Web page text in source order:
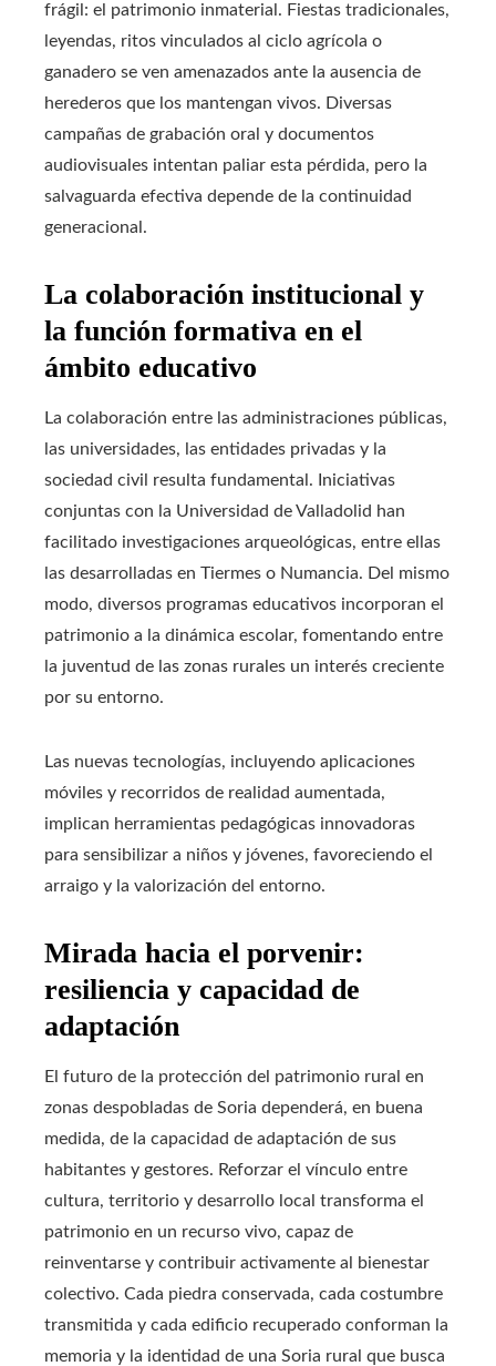
frágil: el patrimonio inmaterial. Fiestas tradicionales,
leyendas, ritos vinculados al ciclo agrícola o
ganadero se ven amenazados ante la ausencia de
herederos que los mantengan vivos. Diversas
campañas de grabación oral y documentos
audiovisuales intentan paliar esta pérdida, pero la
salvaguarda efectiva depende de la continuidad
generacional.
La colaboración institucional y
la función formativa en el
ámbito educativo
La colaboración entre las administraciones públicas,
las universidades, las entidades privadas y la
sociedad civil resulta fundamental. Iniciativas
conjuntas con la Universidad de Valladolid han
facilitado investigaciones arqueológicas, entre ellas
las desarrolladas en Tiermes o Numancia. Del mismo
modo, diversos programas educativos incorporan el
patrimonio a la dinámica escolar, fomentando entre
la juventud de las zonas rurales un interés creciente
por su entorno.
Las nuevas tecnologías, incluyendo aplicaciones
móviles y recorridos de realidad aumentada,
implican herramientas pedagógicas innovadoras
para sensibilizar a niños y jóvenes, favoreciendo el
arraigo y la valorización del entorno.
Mirada hacia el porvenir:
resiliencia y capacidad de
adaptación
El futuro de la protección del patrimonio rural en
zonas despobladas de Soria dependerá, en buena
medida, de la capacidad de adaptación de sus
habitantes y gestores. Reforzar el vínculo entre
cultura, territorio y desarrollo local transforma el
patrimonio en un recurso vivo, capaz de
reinventarse y contribuir activamente al bienestar
colectivo. Cada piedra conservada, cada costumbre
transmitida y cada edificio recuperado conforman la
memoria y la identidad de una Soria rural que busca